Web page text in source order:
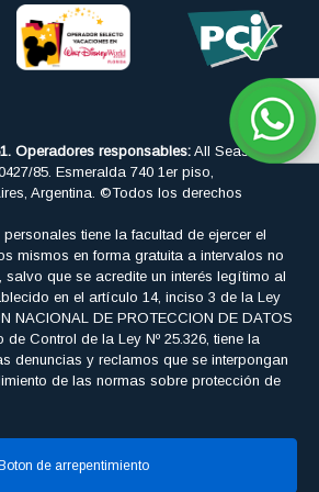
Operadores responsables: All Seasons
85. Esmeralda 740 1er piso,
Argentina. ©Todos los derechos
tiene la facultad de ejercer el
mismos en forma gratuita a intervalos no
salvo que se acredite un interés legítimo al
en el artículo 14, inciso 3 de la Ley
NACIONAL DE PROTECCION DE DATOS
de Control de la Ley Nº 25.326, tiene la
denuncias y reclamos que se interpongan
de las normas sobre protección de
Boton de arrepentimiento